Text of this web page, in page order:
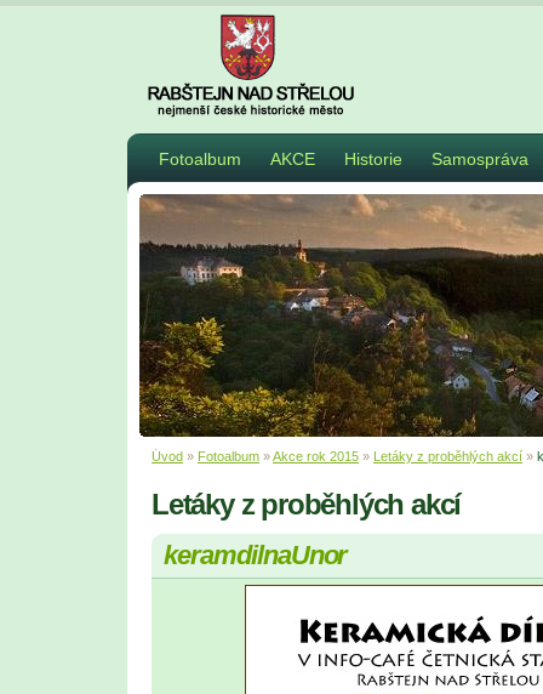
Fotoalbum AKCE Historie Samospráva
Úvod » Fotoalbum »Akce rok 2015 » Letáky z proběhlých akcí »
Letáky z proběhlých akcí
keramdilnaUnor